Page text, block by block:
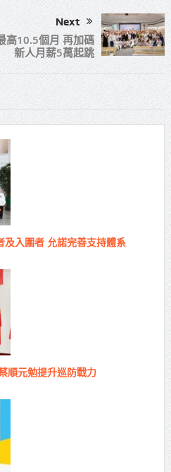
Next
高10.5個月 再加碼
新人月薪5萬起跳
入圍者 允諾完善支持體系
順元勉提升巡防戰力